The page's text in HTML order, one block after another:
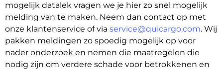
mogelijk datalek vragen we je hier zo snel mogelijk
melding van te maken. Neem dan contact op met
onze klantenservice of via service@quicargo.com. Wij
pakken meldingen zo spoedig mogelijk op voor
nader onderzoek en nemen die maatregelen die
nodig zijn om verdere schade voor betrokkenen en